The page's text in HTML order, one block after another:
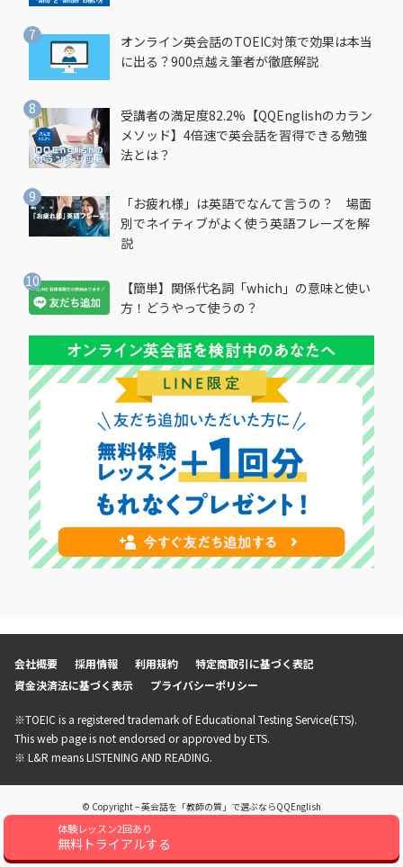
体験レッスン2回あり
無料トライアルする
オンライン英会話のTOEIC対策で効果は本当
に出る？900点越え筆者が徹底解説
受講者の満足度82.2%【QQEnglishのカラン
メソッド】4倍速で英会話を習得できる勉強
法とは？
「お疲れ様」は英語でなんて言うの？ 場面
別でネイティブがよく使う英語フレーズを解
説
【簡単】関係代名詞「which」の意味と使い
方！どうやって使うの？
会社概要 採用情報 利用規約
特定商取引に基づく表記
資金決済法に基づく表示
プライバシーポリシー
※TOEIC is a registered trademark of Educational Testing Service(ETS).
This web page is not endorsed or approved by ETS.
※ L&R means LISTENING AND READING.
© Copyright – 英会話を「教師の質」で選ぶならQQEnglish